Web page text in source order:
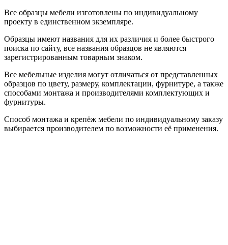
Все образцы мебели изготовлены по индивидуальному
проекту в единственном экземпляре.
Образцы имеют названия для их различия и более быстрого
поиска по сайту, все названия образцов не являются
зарегистрированным товарным знаком.
Все мебельные изделия могут отличаться от представленных
образцов по цвету, размеру, комплектации, фурнитуре, а также
способами монтажа и производителями комплектующих и
фурнитуры.
Способ монтажа и крепёж мебели по индивидуальному заказу
выбирается производителем по возможности её применения.